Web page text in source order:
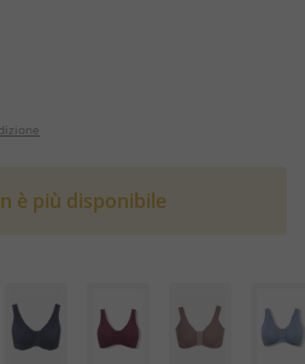
è più disponibile